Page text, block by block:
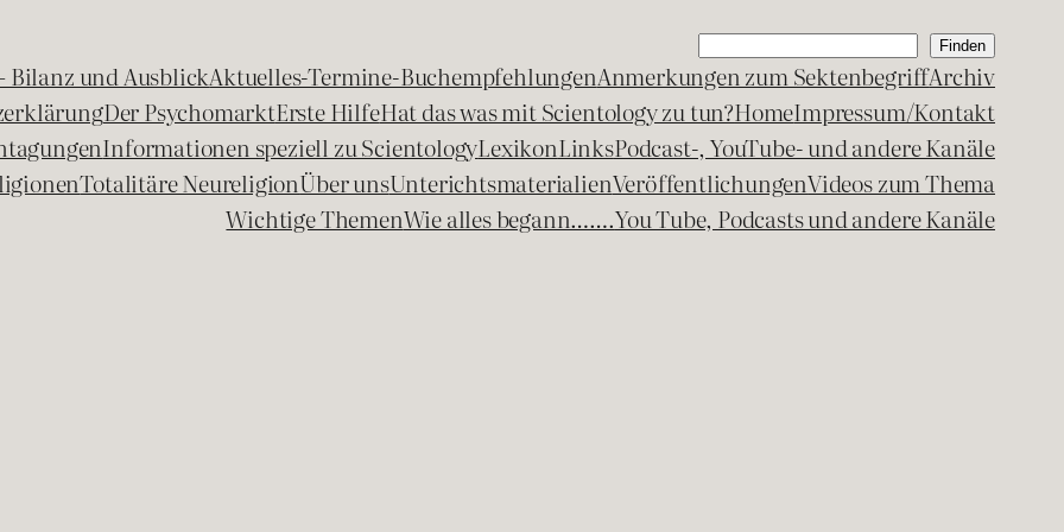
Suchen Finden
Bilanz und AusblickAktuelles-Termine-BuchempfehlungenAnmerkungen zum SektenbegriffArchiv
Der PsychomarktErste HilfeHat das was mit Scientology zu tun?HomeImpressum/Kontakt
Informationen speziell zu ScientologyLexikonLinksPodcast-, YouTube- und andere Kanäle
Totalitäre NeureligionÜber unsUnterichtsmaterialienVeröffentlichungenVideos zum Thema
Wichtige ThemenWie alles begann…….You Tube, Podcasts und andere Kanäle